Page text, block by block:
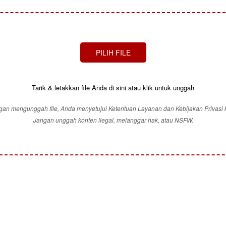
PILIH FILE
Tarik & letakkan file Anda di sini atau klik untuk unggah
mengunggah file, Anda menyetujui Ketentuan Layanan dan Kebijakan Privasi
Jangan unggah konten ilegal, melanggar hak, atau NSFW.